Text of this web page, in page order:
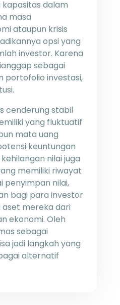
dalam
masa
ataupun krisis
opsi yang
investor. Karena
sebagai
portofolio investasi,
cenderung stabil
yang fluktuatif
mata uang
keuntungan
nilai juga
memiliki riwayat
penyimpan nilai,
bagi para investor
aset mereka dari
ekonomi. Oleh
sebagai
jadi langkah yang
alternatif